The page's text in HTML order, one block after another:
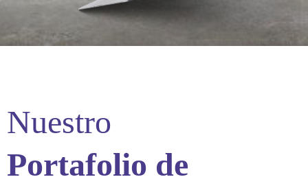
Navegación
Inicio
Contáctanos
Nuestro
Portafolio de